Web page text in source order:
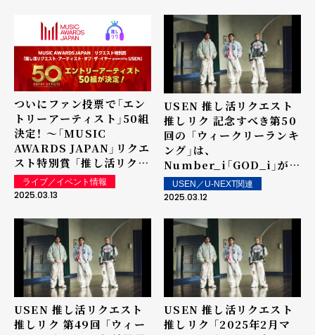
得！ 上位ランクイン楽曲は
街中・店内で配信！
ついにファン投票で「エン
トリーアーティスト」50組
決定！ ～「MUSIC
AWARDS JAPAN」リクエ
スト特別賞 「推し活リクエ
スト・アーティスト・オブ・
ザ・イヤー powered by
ライブ／イベント情報
2025.03.13
USEN 推し活リクエスト
推しリク 記念すべき第50
回の 「ウィークリーランキ
ング」は、
Number_i「GOD_i」が5
週連続1位を記録！ 上位ラ
ンクイン楽曲は街中・店内
USEN／U-NEXT関連
2025.03.12
USEN 推し活リクエスト
推しリク 第49回 「ウィー
USEN 推し活リクエスト
推しリク 「2025年2月マ